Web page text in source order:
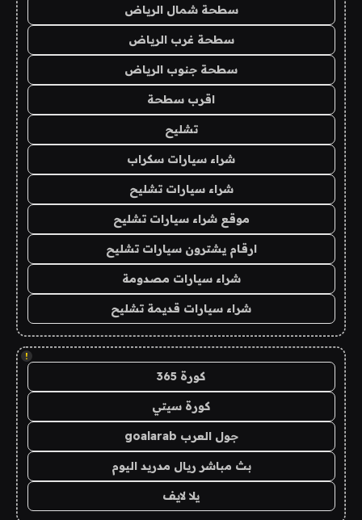
سطحة شمال الرياض
سطحة غرب الرياض
سطحة جنوب الرياض
اقرب سطحة
تشليح
شراء سيارات سكراب
شراء سيارات تشليح
موقع شراء سيارات تشليح
ارقام يشترون سيارات تشليح
شراء سيارات مصدومة
شراء سيارات قديمة تشليح
!
كورة 365
كورة سيتي
جول العرب goalarab
بث مباشر ريال مدريد اليوم
يلا لايف